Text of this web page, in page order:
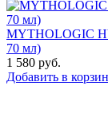
MYTHOLOGIC
70 мл)
1 580 руб.
Добавить в